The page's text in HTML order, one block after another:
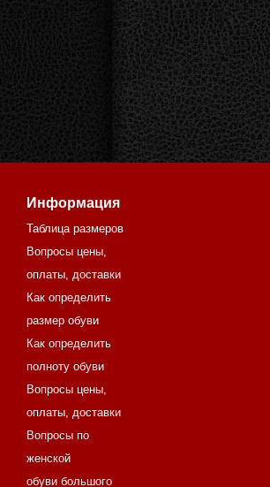
Информация
Таблица размеров
Вопросы цены,
оплаты, доставки
Как определить
размер обуви
Как определить
полноту обуви
Вопросы цены,
оплаты, доставки
Вопросы по
женской
обуви большого